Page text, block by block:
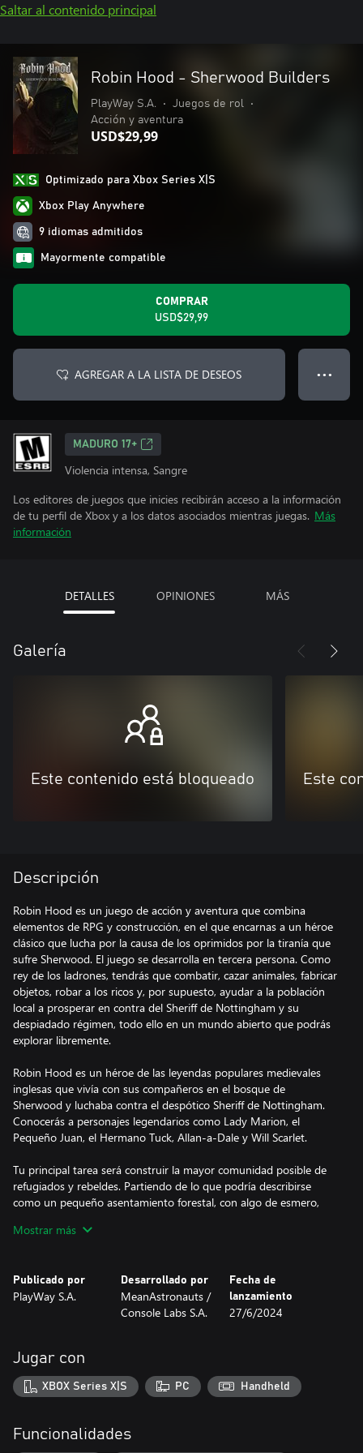
Saltar al contenido principal
Robin Hood - Sherwood Builders
PlayWay S.A. • Juegos de rol
•
Acción y aventura
USD$29,99
Optimizado para Xbox Series X|S
Xbox Play Anywhere
9 idiomas admitidos
Mayormente compatible
COMPRAR
USD$29,99
AGREGAR A LA LISTA DE DESEOS ● ● ●
MADURO 17+
Violencia intensa, Sangre
Los editores de juegos que inicies recibirán acceso a la información
de tu perfil de Xbox y a los datos asociados mientras juegas. Más
información
DETALLES OPINIONES MÁS
Galería
Este contenido está bloqueado Este
Descripción
Robin Hood es un juego de acción y aventura que combina
elementos de RPG y construcción, en el que encarnas a un héroe
clásico que lucha por la causa de los oprimidos por la tiranía que
sufre Sherwood. El juego se desarrolla en tercera persona. Como
rey de los ladrones, tendrás que combatir, cazar animales, fabricar
objetos, robar a los ricos y, por supuesto, ayudar a la población
local a prosperar en contra del Sheriff de Nottingham y su
despiadado régimen, todo ello en un mundo abierto que podrás
explorar libremente.
Robin Hood es un héroe de las leyendas populares medievales
inglesas que vivía con sus compañeros en el bosque de
Sherwood y luchaba contra el despótico Sheriff de Nottingham.
Conocerás a personajes legendarios como Lady Marion, el
Pequeño Juan, el Hermano Tuck, Allan-a-Dale y Will Scarlet.
Tu principal tarea será construir la mayor comunidad posible de
refugiados y rebeldes. Partiendo de lo que podría describirse
como un pequeño asentamiento forestal, con algo de esmero,
pueblo lleno de personas. Recluta a campesinos locales, rebeldes
La primera tarea será construir un campamento forestal, que
deberá ampliarse a medida que llegue más gente. Serás
aseguraste dentro del Bosque de Sherwood para construir la
aldea.
Otra parte importante del manejo del asentamiento consistirá en
entrenándolos para que se conviertan en artesanos, cazadores o
Mostrar más
Publicado por
PlayWay S.A.
Desarrollado por
MeanAstronauts /
Console Labs S.A.
Fecha de
lanzamiento
27/6/2024
Jugar con
XBOX Series X|S PC Handheld
Funcionalidades